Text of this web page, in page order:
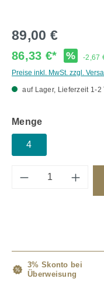
89,00 €
86,33 €* % -2,67
Preise inkl. MwSt. zzgl.
auf Lager, Lieferzeit 1-2
Mengeauswählen
4
Produkt
3% Skonto bei
Überweisung